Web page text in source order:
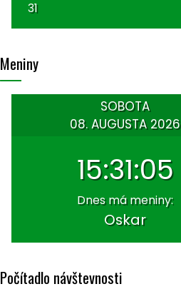
31
Meniny
SOBOTA
08. AUGUSTA 2026
15:31:06
Dnes má meniny:
Oskar
Počítadlo návštevnosti